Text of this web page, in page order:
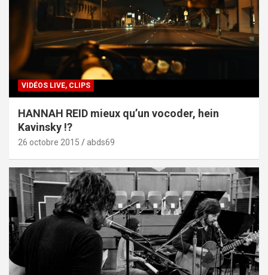
VIDÉOS LIVE, CLIPS
HANNAH REID mieux qu’un vocoder, hein
Kavinsky !?
26 octobre 2015 abds69